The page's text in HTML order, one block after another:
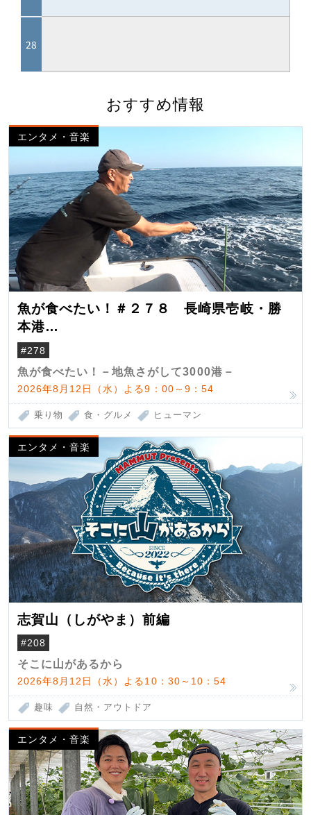
おすすめ情報
エンタメ・音楽
魚が食べたい！＃２７８ 長崎県壱岐・勝
本港
（クロマグロ）
#278
魚が食べたい！－地魚さがして3000港－
2026年8月12日（水）よる9：00～9：54
乗り物 食・グルメ ヒューマン
エンタメ・音楽
志賀山（しがやま）前編
#208
そこに山があるから
2026年8月12日（水）よる10：30～10：54
趣味 自然・アウトドア
エンタメ・音楽